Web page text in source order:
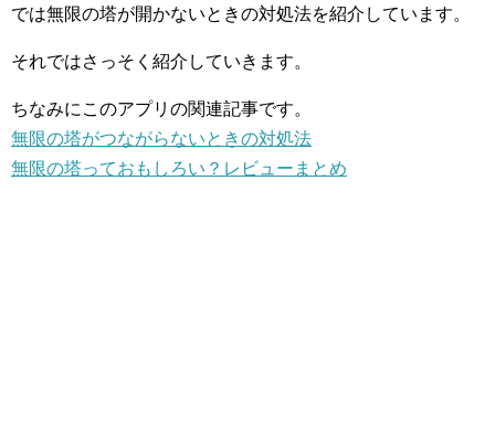
では無限の塔が開かないときの対処法を紹介しています。
それではさっそく紹介していきます。
ちなみにこのアプリの関連記事です。
無限の塔がつながらないときの対処法
無限の塔っておもしろい？レビューまとめ